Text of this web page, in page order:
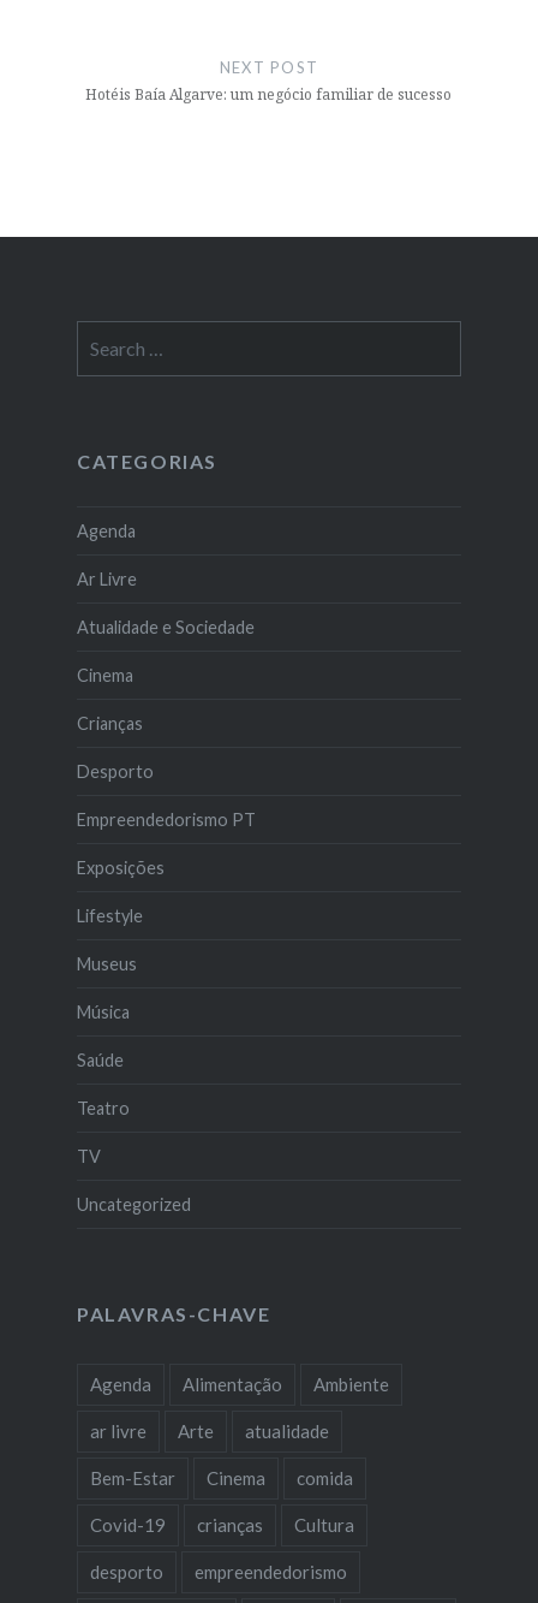
NEXT POST
Hotéis Baía Algarve: um negócio familiar de sucesso
for:
CATEGORIAS
Agenda
Ar Livre
Atualidade e Sociedade
Cinema
Crianças
Desporto
Empreendedorismo PT
Exposições
Lifestyle
Museus
Música
Saúde
Teatro
TV
Uncategorized
PALAVRAS-CHAVE
Agenda Alimentação Ambiente
ar livre Arte atualidade
Bem-Estar Cinema comida
Covid-19 crianças Cultura
desporto empreendedorismo